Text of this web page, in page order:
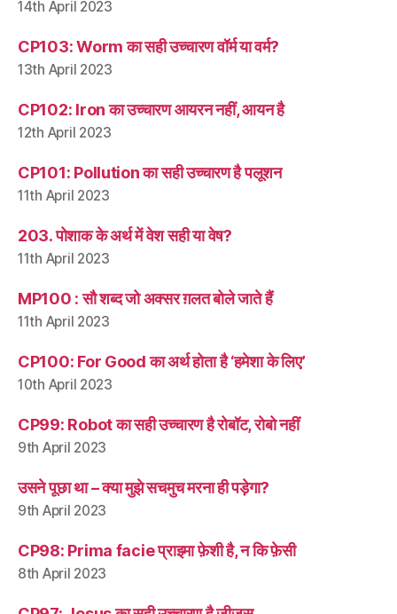
14th April 2023
CP103: Worm का सही उच्चारण वॉर्म या वर्म?
13th April 2023
CP102: Iron का उच्चारण आयरन नहीं, आयन है
12th April 2023
CP101: Pollution का सही उच्चारण है पलूशन
11th April 2023
203. पोशाक के अर्थ में वेश सही या वेष?
11th April 2023
MP100 : सौ शब्द जो अक्सर ग़लत बोले जाते हैं
11th April 2023
CP100: For Good का अर्थ होता है ‘हमेशा के लिए’
10th April 2023
CP99: Robot का सही उच्चारण है रोबॉट, रोबो नहीं
9th April 2023
उसने पूछा था – क्या मुझे सचमुच मरना ही पड़ेगा?
9th April 2023
CP98: Prima facie प्राइमा फ़ेशी है, न कि फ़ेसी
8th April 2023